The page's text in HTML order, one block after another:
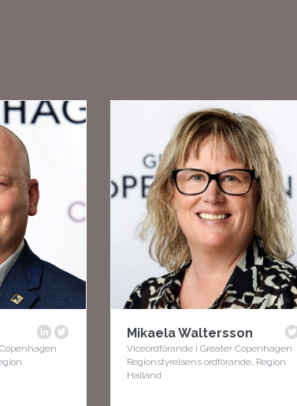
Mikaela Waltersson
Viceordförande i Greater Copenhagen
Regionstyrelsens ordförande, Region
Halland